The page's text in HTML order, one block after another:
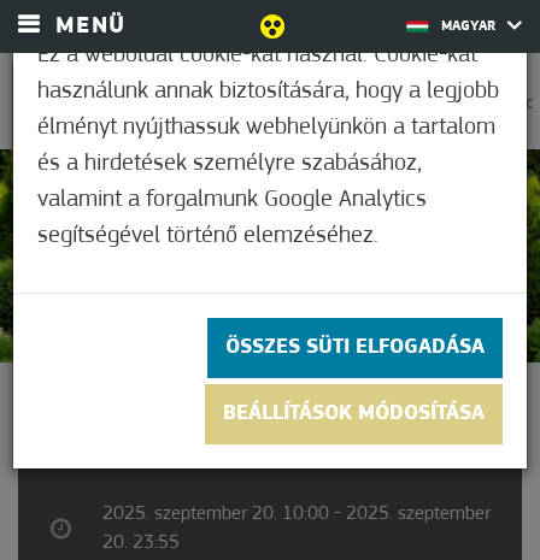
MENÜ MAGYAR
0
36,1°C
Nem értékelt
DÍSZKERT LÁTOGATÁS
2025. szeptember 20. 10:00 - 2025. szeptember
20. 23:55
Ez a weboldal cookie-kat használ. Cookie-kat
használunk annak biztosítására, hogy a legjobb
élményt nyújthassuk webhelyünkön a tartalom
és a hirdetések személyre szabásához,
valamint a forgalmunk Google Analytics
segítségével történő elemzéséhez.
ÖSSZES SÜTI ELFOGADÁSA
BEÁLLÍTÁSOK MÓDOSÍTÁSA